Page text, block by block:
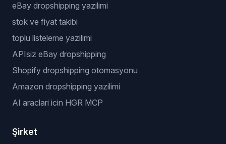
eBay dropshipping yazilimi
stok ve fiyat takibi
toplu listeleme yazilimi
APIsiz eBay dropshipping
Shopify dropshipping otomasyonu
Amazon dropshipping yazilimi
AI araclari icin HGR MCP
Şirket